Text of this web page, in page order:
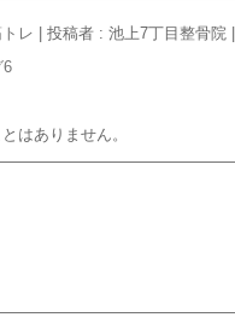
レ 投稿者 : 池上7丁目整骨院
6
はありません。